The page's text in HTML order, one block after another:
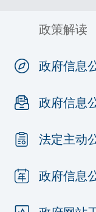
政策解读
政府信息
政府信息
法定主动
政府信息